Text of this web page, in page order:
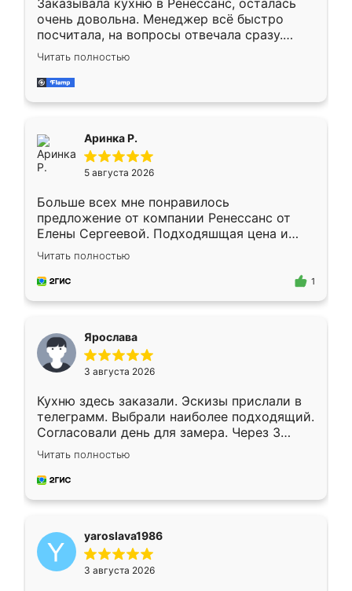
Заказывала кухню в Ренессанс, осталась
очень довольна. Менеджер всё быстро
посчитала, на вопросы отвечала сразу.
Замерщик приехал в субботу, подошёл к
делу со всей ответственностью. Собрали
за день, ребята работали аккуратно, даже
Читать полностью
Аринка Р.
5 августа 2026
Больше всех мне понравилось
предложение от компании Ренессанс от
Елены Сергеевой. Подходяшщая цена и
короткие сроки изготовления. Приехавший
для замера сотрудник Владислав
предложил по моему эскизу самый
Читать полностью
1
Ярослава
3 августа 2026
Кухню здесь заказали. Эскизы прислали в
телеграмм. Выбрали наиболее подходящий.
Согласовали день для замера. Через 3
недели кухня была уже готова. Остались
довольны работой. Спасибо Ренессанс
мебель за качественную работу!
Читать полностью
yaroslava1986
3 августа 2026